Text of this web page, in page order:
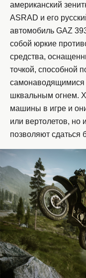
американский
ASRAD и его
автомобиль GAZ
собой юркие
средства,
точкой, способной
самонаводящимися
шквальным огнем.
машины в игре и
или вертолетов, но
позволяют сдаться